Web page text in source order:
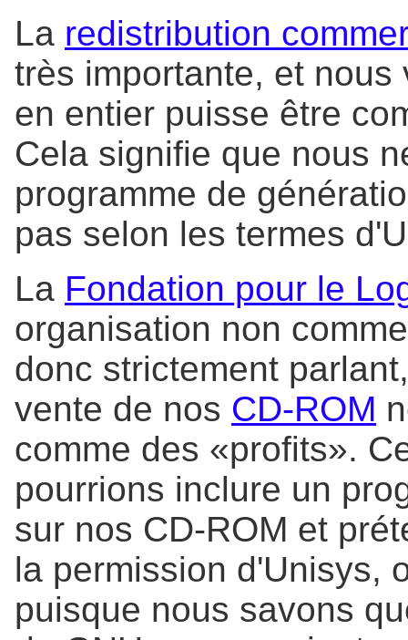
La redistribution
très importante, et
en entier puisse être
Cela signifie que nous
programme de
pas selon les termes
La Fondation pour le
organisation non
donc strictement
vente de nos CD-ROM
comme des «profits».
pourrions inclure un
sur nos CD-ROM et
la permission d'Unisys,
puisque nous savons